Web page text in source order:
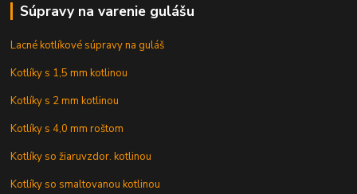
Súpravy na varenie gulášu
Lacné kotlíkové súpravy na guláš
Kotlíky s 1,5 mm kotlinou
Kotlíky s 2 mm kotlinou
Kotlíky s 4,0 mm roštom
Kotlíky so žiaruvzdor. kotlinou
Kotlíky so smaltovanou kotlinou